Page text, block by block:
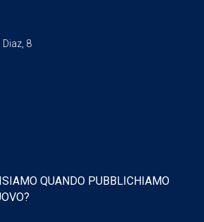
Diaz, 8
QUANDO PUBBLICHIAMO